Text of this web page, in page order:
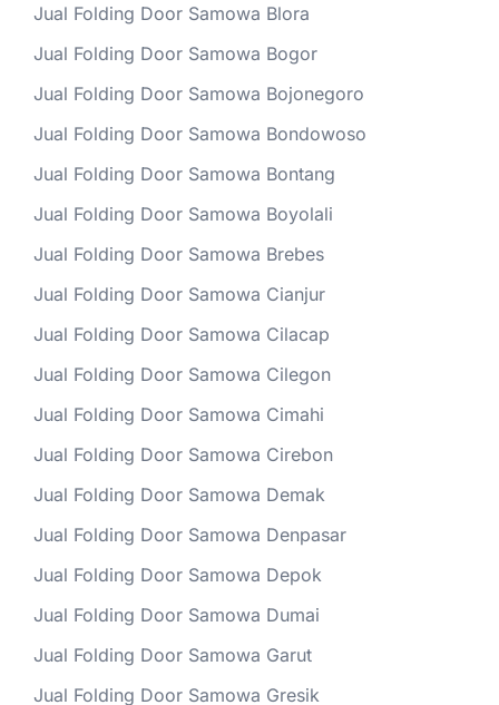
Jual Folding Door Samowa Blora
Jual Folding Door Samowa Bogor
Jual Folding Door Samowa Bojonegoro
Jual Folding Door Samowa Bondowoso
Jual Folding Door Samowa Bontang
Jual Folding Door Samowa Boyolali
Jual Folding Door Samowa Brebes
Jual Folding Door Samowa Cianjur
Jual Folding Door Samowa Cilacap
Jual Folding Door Samowa Cilegon
Jual Folding Door Samowa Cimahi
Jual Folding Door Samowa Cirebon
Jual Folding Door Samowa Demak
Jual Folding Door Samowa Denpasar
Jual Folding Door Samowa Depok
Jual Folding Door Samowa Dumai
Jual Folding Door Samowa Garut
Jual Folding Door Samowa Gresik